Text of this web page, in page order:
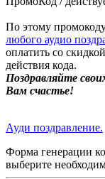
По этому
любого аудио
оплатить со
действия кода.
Поздравляйте
Вам счастье!
Ауди поздравление.
Форма генерации
выберите